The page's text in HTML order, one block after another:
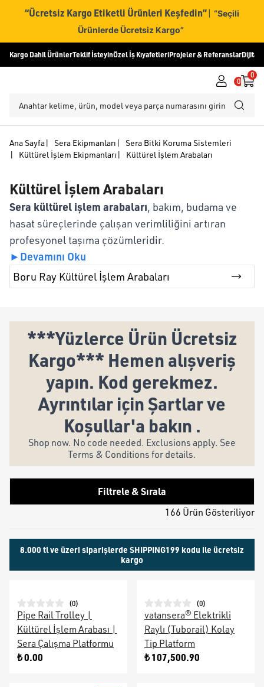
“Ücretsiz Kargo Etiketli Ürünleri Keşfedin” | “Seçili
Ürünlerde Ücretsiz Kargo”
Kargo Dahil ÜrünlerTeklif İsteyinÖzel İş KıyafetleriProjeler & ReferanslarDijital
0
0
Ana Sayfa| Sera Ekipmanları |
Sera Bitki Koruma Sistemleri
|
Kültürel İşlem Ekipmanları | Kültürel İşlem Arabaları
Kültürel İşlem Arabaları
Sera kültürel işlem arabaları, bakım, budama ve
hasat süreçlerinde çalışan verimliliğini artıran
profesyonel taşıma çözümleridir.
► Devamını Oku
Boru Ray Kültürel İşlem Arabaları
***Yüzlerce Ürün Ücretsiz
Kargo*** Hemen alışveriş
yapın. Kod gerekmez.
Ayrıntılar için Şartlar ve
Koşullar'a bakın .
Shop now. No code needed. Exclusions apply. See
Terms & Conditions for details.
Filtrele & Sırala
166 Ürün Gösteriliyor
8.000 tl ve üzeri siparişlerde SHIPPING199 kodu ile ücretsiz
kargo
(0)
Pipe Rail Trolley |
Kültürel İşlem Arabası |
Sera Çalışma Platformu
₺ 0.00
(0)
vatansera® Elektrikli
Raylı (Tuborail) Kolay
Tip Platform
₺ 107,500.90